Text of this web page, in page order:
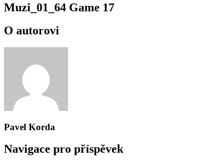
Muzi_01_64 Game 17
O autorovi
Pavel Korda
Navigace pro příspěvek